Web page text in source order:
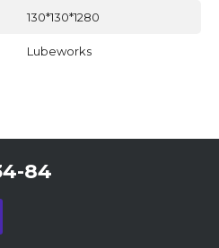
130*130*1280
Lubeworks
84